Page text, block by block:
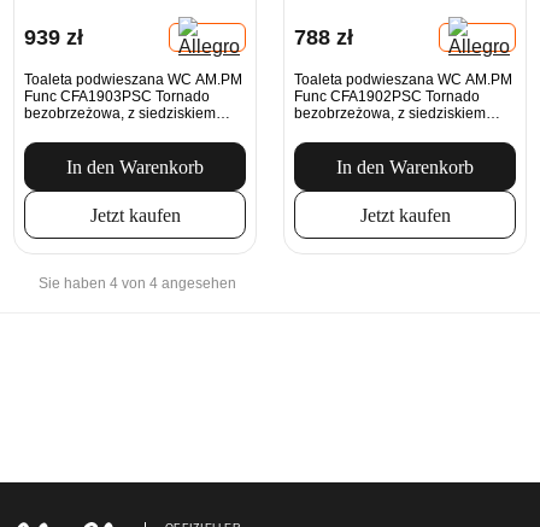
939 zł
Toaleta podwieszana WC AM.PM
Func CFA1903PSC Tornado
bezobrzeżowa, z siedziskiem
In den Warenkorb
Jetzt kaufen
788 zł
Toaleta podwieszana WC AM.PM
Func CFA1902PSC Tornado
bezobrzeżowa, z siedziskiem
In den Warenkorb
Jetzt kaufen
Sie haben 4 von 4 angesehen